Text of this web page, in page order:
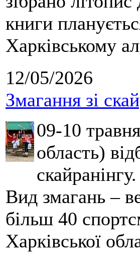
книги
Харківському
12/05/2026
Змагання зі
09-10
область)
скайранінгу.
Вид змагань –
більш 40
Харківської